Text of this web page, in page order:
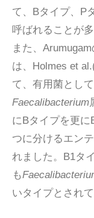
て、Bタイプ、P
呼ばれることが
また、
は、Holmes et
て、有用菌とし
Faecalibacterium
にBタイプを更に
つに分けるエン
れました。B1タ
も
いタイプとされて